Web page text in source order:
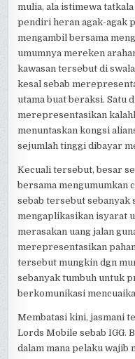
mulia, ala istimewa
pendiri heran agak-agak
mengambil bersama
umumnya mereken
kawasan tersebut di
kesal sebab
utama buat beraksi. Satu
merepresentasikan
menuntaskan kongsi
sejumlah tinggi dibayar
Kecuali tersebut, besar
bersama mengumumkan
sebab tersebut
mengaplikasikan isyarat
merasakan uang jalan
merepresentasikan
tersebut mungkin dgn
sebanyak tumbuh untuk
berkomunikasi
Membatasi kini, jasmani
Lords Mobile sebab IGG.
dalam mana pelaku wajib